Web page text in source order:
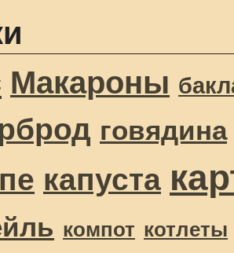
Макароны
говядина
капуста
компот котлеты